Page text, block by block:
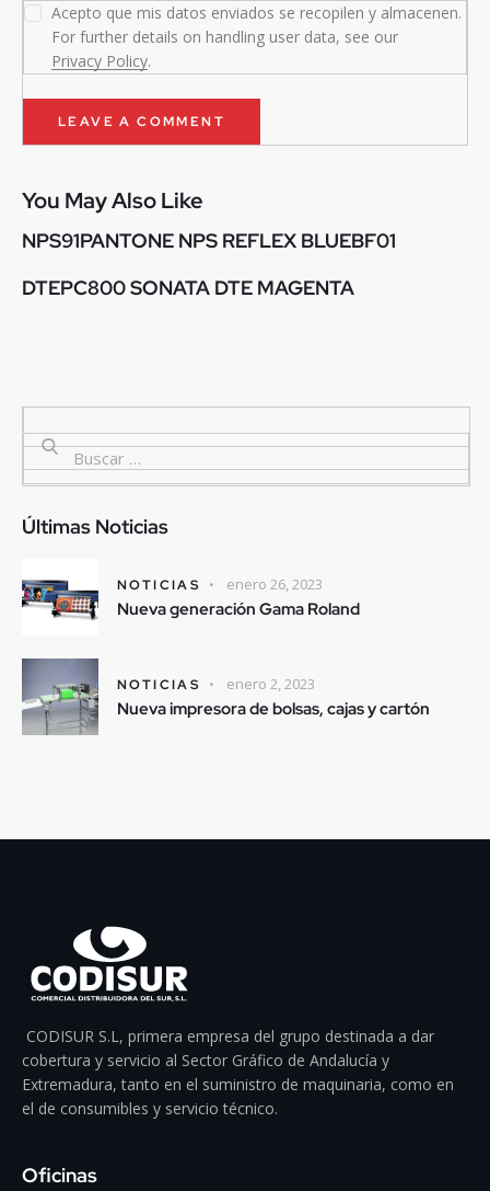
Acepto que mis datos enviados se recopilen y almacenen.
For further details on handling user data, see our
Privacy Policy.
You May Also Like
NPS91PANTONE NPS REFLEX BLUEBF01
DTEPC800 SONATA DTE MAGENTA
Últimas Noticias
NOTICIAS enero 26, 2023
Nueva generación Gama Roland
NOTICIAS enero 2, 2023
Nueva impresora de bolsas, cajas y cartón
CODISUR S.L, primera empresa del grupo destinada a dar
cobertura y servicio al Sector Gráfico de Andalucía y
Extremadura, tanto en el suministro de maquinaria, como en
el de consumibles y servicio técnico.
Oficinas